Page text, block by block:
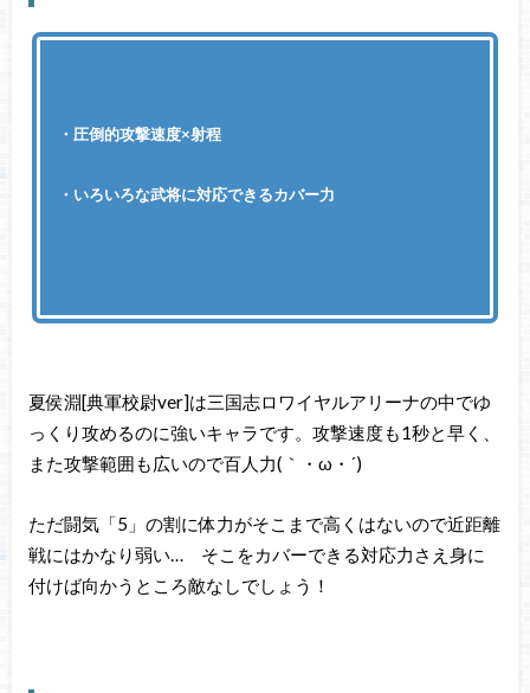
・圧倒的攻撃速度×射程
・いろいろな武将に対応できるカバー力
夏侯淵[典軍校尉ver]は三国志ロワイヤルアリーナの中でゆ
っくり攻めるのに強いキャラです。攻撃速度も1秒と早く、
また攻撃範囲も広いので百人力(｀・ω・´)ゞ
ただ闘気「5」の割に体力がそこまで高くはないので近距離
戦にはかなり弱い… そこをカバーできる対応力さえ身に
付けば向かうところ敵なしでしょう！